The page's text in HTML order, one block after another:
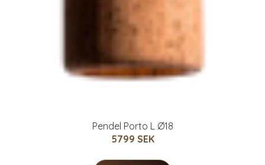
Pendel Porto L Ø18
5799 SEK